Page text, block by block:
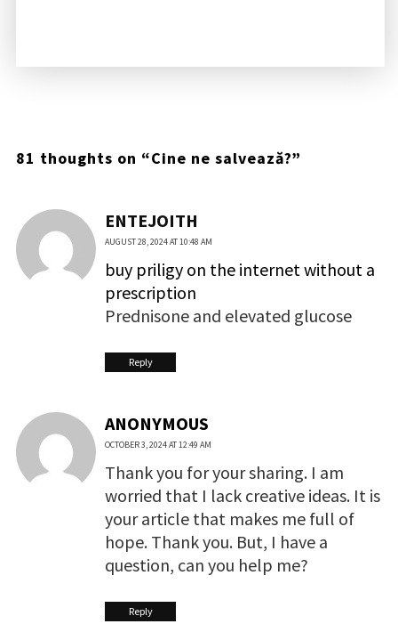
81 thoughts on “Cine ne salvează?”
ENTEJOITH
AUGUST 28, 2024 AT 10:48 AM
buy priligy on the internet without a
prescription
Prednisone and elevated glucose
Reply
ANONYMOUS
OCTOBER 3, 2024 AT 12:49 AM
Thank you for your sharing. I am
worried that I lack creative ideas. It is
your article that makes me full of
hope. Thank you. But, I have a
question, can you help me?
Reply